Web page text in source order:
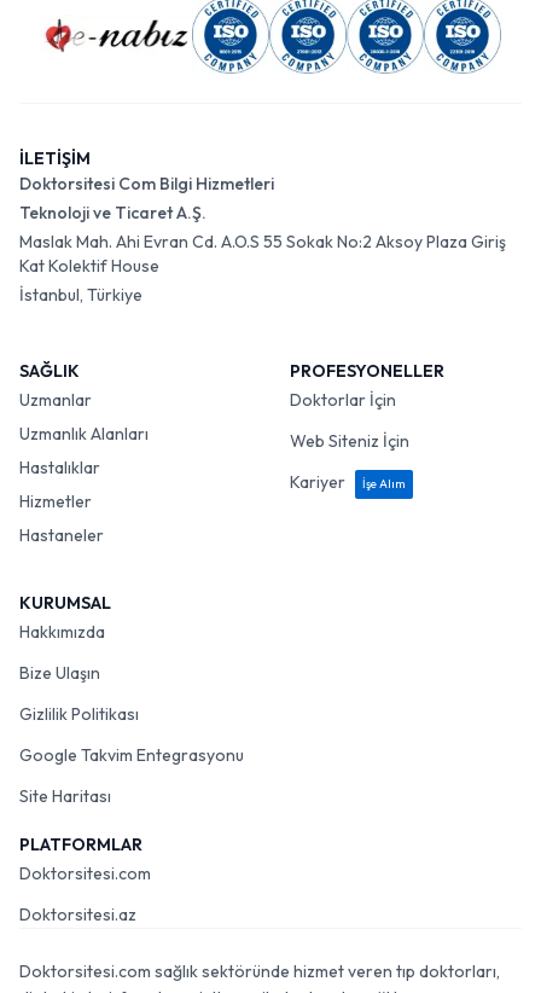
İLETİŞİM
Doktorsitesi Com Bilgi Hizmetleri
Teknoloji ve Ticaret A.Ş.
Maslak Mah. Ahi Evran Cd. A.O.S 55 Sokak No:2 Aksoy Plaza Giriş
Kat Kolektif House
İstanbul, Türkiye
SAĞLIK
Uzmanlar
Uzmanlık Alanları
Hastalıklar
Hizmetler
Hastaneler
PROFESYONELLER
Doktorlar İçin
Web Siteniz İçin
Kariyer
İşe Alım
KURUMSAL
Hakkımızda
Bize Ulaşın
Gizlilik Politikası
Google Takvim Entegrasyonu
Site Haritası
PLATFORMLAR
Doktorsitesi.com
Doktorsitesi.az
Doktorsitesi.com sağlık sektöründe hizmet veren tıp doktorları,